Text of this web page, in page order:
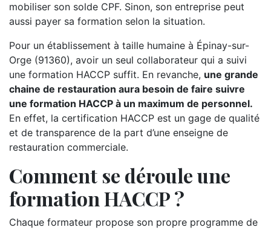
mobiliser son solde CPF. Sinon, son entreprise peut
aussi payer sa formation selon la situation.
Pour un établissement à taille humaine à Épinay-sur-
Orge (91360), avoir un seul collaborateur qui a suivi
une formation HACCP suffit. En revanche, une grande
chaine de restauration aura besoin de faire suivre
une formation HACCP à un maximum de personnel.
En effet, la certification HACCP est un gage de qualité
et de transparence de la part d’une enseigne de
restauration commerciale.
Comment se déroule une
formation HACCP ?
Chaque formateur propose son propre programme de